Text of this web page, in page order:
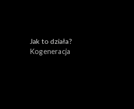
Jak to działa?
Kogeneracja